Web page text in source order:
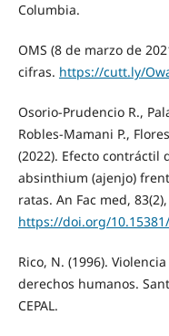
Columbia.
OMS (8 de marzo de
cifras. https://cutt.ly/
Osorio-Prudencio R.,
Robles-Mamani P.,
(2022). Efecto contráctil
absinthium (ajenjo)
ratas. An Fac med,
https://doi.org/
Rico, N. (1996).
derechos humanos.
CEPAL.